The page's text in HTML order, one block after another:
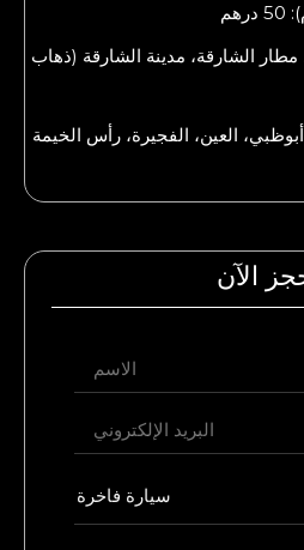
الشارقة، مدينة الشارقة (ذهاب
العين، الفجيرة، رأس الخيمة
الآن
سيارة فاخرة